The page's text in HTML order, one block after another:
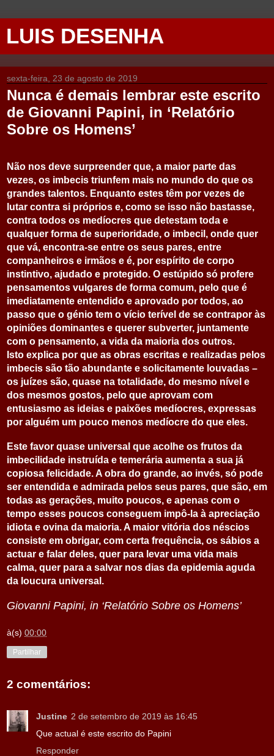
LUIS DESENHA
sexta-feira, 23 de agosto de 2019
Nunca é demais lembrar este escrito
de Giovanni Papini, in ‘Relatório
Sobre os Homens’
Não nos deve surpreender que, a maior parte das
vezes, os imbecis triunfem mais no mundo do que os
grandes talentos. Enquanto estes têm por vezes de
lutar contra si próprios e, como se isso não bastasse,
contra todos os medíocres que detestam toda e
qualquer forma de superioridade, o imbecil, onde quer
que vá, encontra-se entre os seus pares, entre
companheiros e irmãos e é, por espírito de corpo
instintivo, ajudado e protegido. O estúpido só profere
pensamentos vulgares de forma comum, pelo que é
imediatamente entendido e aprovado por todos, ao
passo que o génio tem o vício terível de se contrapor às
opiniões dominantes e querer subverter, juntamente
com o pensamento, a vida da maioria dos outros.
Isto explica por que as obras escritas e realizadas pelos
imbecis são tão abundante e solicitamente louvadas –
os juízes são, quase na totalidade, do mesmo nível e
dos mesmos gostos, pelo que aprovam com
entusiasmo as ideias e paixões medíocres, expressas
por alguém um pouco menos medíocre do que eles.
Este favor quase universal que acolhe os frutos da
imbecilidade instruída e temerária aumenta a sua já
copiosa felicidade. A obra do grande, ao invés, só pode
ser entendida e admirada pelos seus pares, que são, em
todas as gerações, muito poucos, e apenas com o
tempo esses poucos conseguem impô-la à apreciação
idiota e ovina da maioria. A maior vitória dos néscios
consiste em obrigar, com certa frequência, os sábios a
actuar e falar deles, quer para levar uma vida mais
calma, quer para a salvar nos dias da epidemia aguda
da loucura universal.
Giovanni Papini, in ‘Relatório Sobre os Homens’
à(s) 00:00
Partilhar
2 comentários:
Justine 2 de setembro de 2019 às 16:45
Que actual é este escrito do Papini
Responder